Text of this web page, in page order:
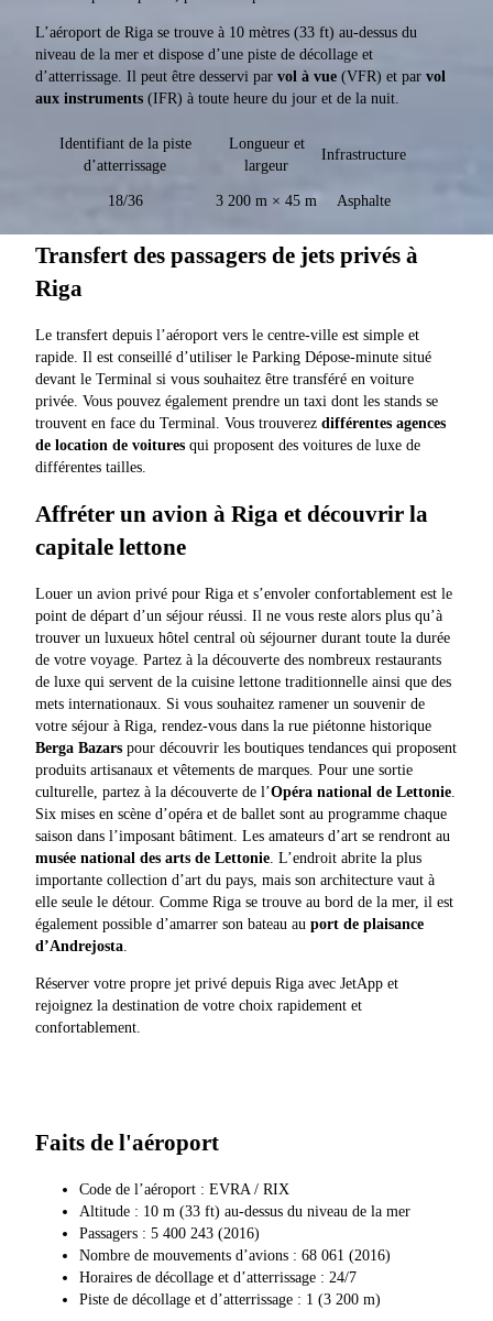
L’aéroport de Riga se trouve à 10 mètres (33 ft) au-dessus du
niveau de la mer et dispose d’une piste de décollage et
d’atterrissage. Il peut être desservi par vol à vue (VFR) et par vol
aux instruments (IFR) à toute heure du jour et de la nuit.
Identifiant de la piste
d’atterrissage
Longueur et
largeur
Infrastructure
18/36 3 200 m × 45 m Asphalte
Transfert des passagers de jets privés à
Riga
Le transfert depuis l’aéroport vers le centre-ville est simple et
rapide. Il est conseillé d’utiliser le Parking Dépose-minute situé
devant le Terminal si vous souhaitez être transféré en voiture
privée. Vous pouvez également prendre un taxi dont les stands se
trouvent en face du Terminal. Vous trouverez différentes agences
de location de voitures qui proposent des voitures de luxe de
différentes tailles.
Affréter un avion à Riga et découvrir la
capitale lettone
Louer un avion privé pour Riga et s’envoler confortablement est le
point de départ d’un séjour réussi. Il ne vous reste alors plus qu’à
trouver un luxueux hôtel central où séjourner durant toute la durée
de votre voyage. Partez à la découverte des nombreux restaurants
de luxe qui servent de la cuisine lettone traditionnelle ainsi que des
mets internationaux. Si vous souhaitez ramener un souvenir de
votre séjour à Riga, rendez-vous dans la rue piétonne historique
Berga Bazars pour découvrir les boutiques tendances qui proposent
produits artisanaux et vêtements de marques. Pour une sortie
culturelle, partez à la découverte de l’Opéra national de Lettonie
Six mises en scène d’opéra et de ballet sont au programme chaque
saison dans l’imposant bâtiment. Les amateurs d’art se rendront au
musée national des arts de Lettonie . L’endroit abrite la plus
importante collection d’art du pays, mais son architecture vaut à
elle seule le détour. Comme Riga se trouve au bord de la mer, il est
également possible d’amarrer son bateau au port de plaisance
d’Andrejosta
Réserver votre propre jet privé depuis Riga avec JetApp et
rejoignez la destination de votre choix rapidement et
confortablement.
Faits de l'aéroport
Code de l’aéroport : EVRA / RIX
Altitude : 10 m (33 ft) au-dessus du niveau de la mer
Passagers : 5 400 243 (2016)
Nombre de mouvements d’avions : 68 061 (2016)
Horaires de décollage et d’atterrissage : 24/7
Piste de décollage et d’atterrissage : 1 (3 200 m)